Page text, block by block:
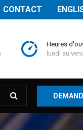
CONTACT
Heures
lundi au